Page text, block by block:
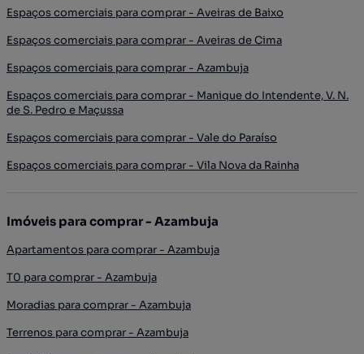
Espaços comerciais para comprar - Aveiras de Baixo
Espaços comerciais para comprar - Aveiras de Cima
Espaços comerciais para comprar - Azambuja
Espaços comerciais para comprar - Manique do Intendente, V. N.
de S. Pedro e Maçussa
Espaços comerciais para comprar - Vale do Paraíso
Espaços comerciais para comprar - Vila Nova da Rainha
Imóveis para comprar - Azambuja
Apartamentos para comprar - Azambuja
T0 para comprar - Azambuja
Moradias para comprar - Azambuja
Terrenos para comprar - Azambuja